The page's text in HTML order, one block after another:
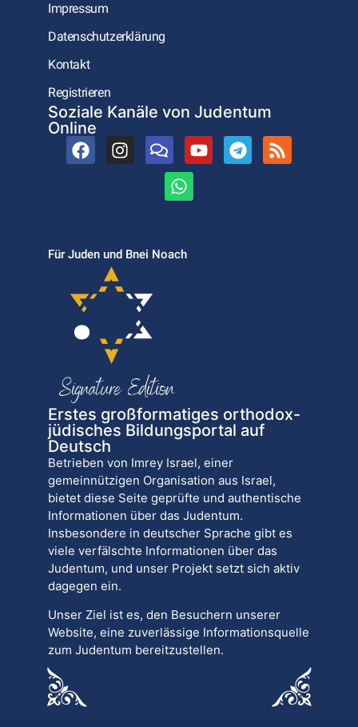
Impressum
Datenschutzerklärung
Kontakt
Registrieren
Soziale Kanäle von Judentum
Online
Für Juden und Bnei Noach
Erstes großformatiges orthodox-
jüdisches Bildungsportal auf
Deutsch
Betrieben von Imrey Israel, einer
gemeinnützigen Organisation aus Israel,
bietet diese Seite geprüfte und authentische
Informationen über das Judentum.
Insbesondere in deutscher Sprache gibt es
viele verfälschte Informationen über das
Judentum, und unser Projekt setzt sich aktiv
dagegen ein.
Unser Ziel ist es, den Besuchern unserer
Website, eine zuverlässige Informationsquelle
zum Judentum bereitzustellen.